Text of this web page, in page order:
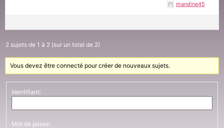
mandine45
2 sujets de 1 à 2 (sur un total de 2)
Vous devez être connecté pour créer de nouveaux sujets.
Identifiant:
Mot de passe: